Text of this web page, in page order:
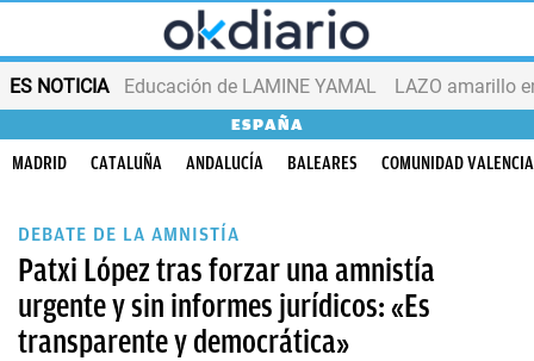
ES NOTICIA Educación de LAMINE YAMAL LAZO amarillo
ESPAÑA
MADRID CATALUÑA ANDALUCÍA BALEARES COMUNIDAD
DEBATE DE LA AMNISTÍA
Patxi López tras forzar una amnistía
urgente y sin informes jurídicos: «Es
transparente y democrática»